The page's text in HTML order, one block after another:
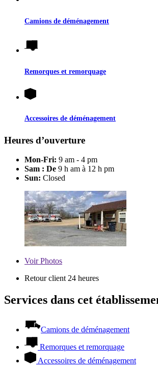
Camions de déménagement
Remorques et remorquage
Accessoires de déménagement
Heures d’ouverture
Mon-Fri: 9 am - 4 pm
Sam : De 9 h am à 12 h pm
Sun: Closed
VoirPhotos
Retour client 24 heures
Services dans cet
Camions de déménagement
Remorques et remorquage
Accessoires de déménagement